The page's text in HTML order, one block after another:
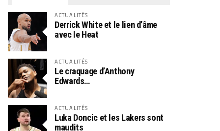
ACTUALITÉS
Derrick White et le lien d’âme
avec le Heat
ACTUALITÉS
Le craquage d’Anthony
Edwards…
ACTUALITÉS
Luka Doncic et les Lakers sont
maudits